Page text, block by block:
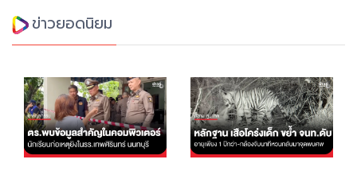
ข่าวยอดนิยม